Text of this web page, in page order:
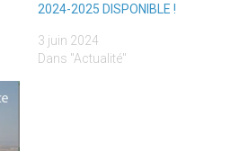
2024-2025 DISPONIBLE !
3 juin 2024
Dans "Actualité"